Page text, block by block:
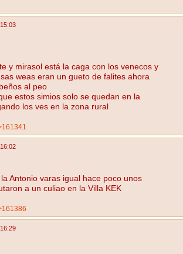
y mirasol está la caga con los venecos y
weas eran un gueto de falites ahora
al peo
estos simios solo se quedan en la
los ves en la zona rural
Antonio varas igual hace poco unos
a un culiao en la Villa KEK